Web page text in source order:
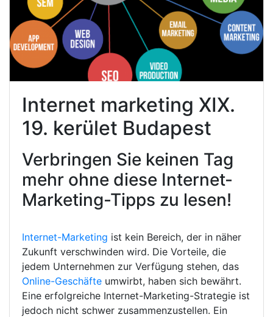
Internet marketing XIX.
19. kerület Budapest
Verbringen Sie keinen Tag
mehr ohne diese Internet-
Marketing-Tipps zu lesen!
Internet-Marketing ist kein Bereich, der in näher
Zukunft verschwinden wird. Die Vorteile, die
jedem Unternehmen zur Verfügung stehen, das
Online-Geschäfte umwirbt, haben sich bewährt.
Eine erfolgreiche Internet-Marketing-Strategie ist
jedoch nicht schwer zusammenzustellen. Ein